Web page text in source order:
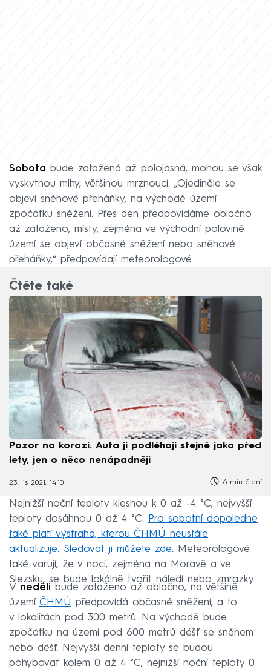
Sobota bude zatažená až polojasná, mohou se však
vyskytnou mlhy, většinou mrznoucí. „Ojediněle se
objeví sněhové přeháňky, na východě území
zpočátku sněžení. Přes den předpovídáme oblačno
až zataženo, místy, zejména ve východní polovině
území se objeví občasné sněžení nebo sněhové
přeháňky,“ předpovídají meteorologové.
Čtěte také
Pozor na korozi. Auta jí podléhají stejně jako před
lety, jen o něco nenápadněji
23. lis 2021, 14:10 6 min čtení
Nejnižší noční teploty klesnou k 0 až -4 °C, nejvyšší
teploty dosáhnou 0 až 4 °C. Pro sobotní dopoledne
také platí výstraha, kterou ČHMÚ neustále
aktualizuje. Sledovat ji můžete zde. Meteorologové
také varují, že v noci, zejména na Moravě a ve
Slezsku, se bude lokálně tvořit náledí nebo zmrazky.
V neděli bude zataženo až oblačno, na většině
území ČHMÚ předpovídá občasné sněžení, a to
v lokalitách pod 300 metrů. Na východě bude
zpočátku na území pod 600 metrů déšť se sněhem
nebo déšť. Nejvyšší denní teploty se budou
pohybovat kolem 0 až 4 °C, nejnižší noční teploty 0